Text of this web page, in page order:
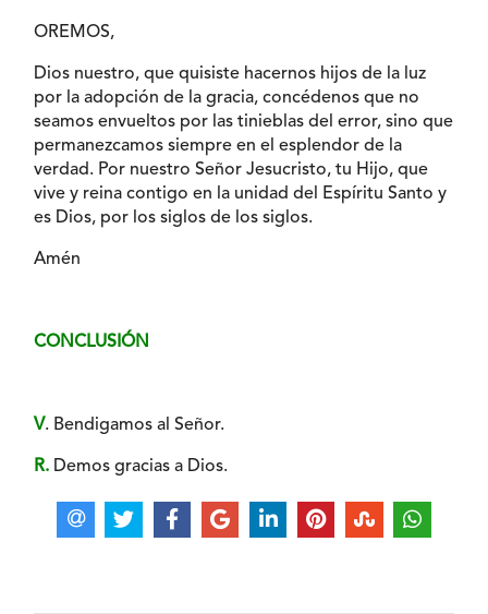
OREMOS,
Dios nuestro, que quisiste hacernos hijos de la luz
por la adopción de la gracia, concédenos que no
seamos envueltos por las tinieblas del error, sino que
permanezcamos siempre en el esplendor de la
verdad. Por nuestro Señor Jesucristo, tu Hijo, que
vive y reina contigo en la unidad del Espíritu Santo y
es Dios, por los siglos de los siglos.
Amén
CONCLUSIÓN
V. Bendigamos al Señor.
R. Demos gracias a Dios.